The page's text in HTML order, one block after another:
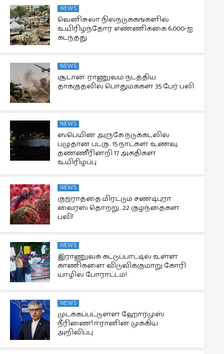
NEWS
வெனிசுலா நிலநடுக்கங்களில்
உயிரிழந்தோர் எண்ணிக்கை 6,000-ஐ
கடந்தது
NEWS
சூடான்: ராணுவம் நடத்திய
தாக்குதலில் பொதுமக்கள் 35 பேர் பலி
NEWS
ஸ்பெயின் அருகே நடுக்கடலில்
பழுதான படகு.. 15 நாட்கள் உணவு,
தண்ணீரின்றி 17 அகதிகள்
உயிரிழப்பு
NEWS
குஜராத்தை மிரட்டும் சண்டிபுரா
வைரஸ் தொற்று.. 22 குழந்தைகள்
பலி!
NEWS
இராணுவக் கட்டுப்பாட்டில் உள்ள
காணிகளை விடுவிக்குமாறு கோரி
யாழில் போராட்டம்!
NEWS
முடக்கப்பட்டுள்ள ஹோர்முஸ்
நீரிணை! ஈரானின் முக்கிய
அறிவிப்பு